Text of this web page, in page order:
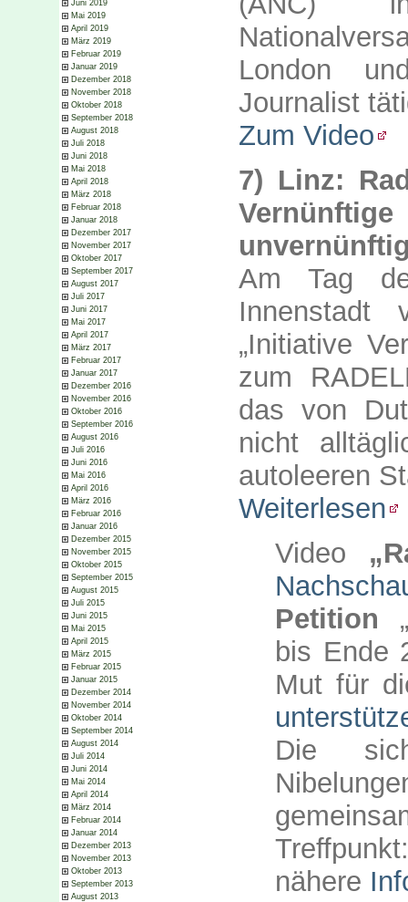
Juni 2019
Mai 2019
April 2019
März 2019
Februar 2019
Januar 2019
Dezember 2018
November 2018
Oktober 2018
September 2018
August 2018
Juli 2018
Juni 2018
Mai 2018
April 2018
März 2018
Februar 2018
Januar 2018
Dezember 2017
November 2017
Oktober 2017
September 2017
August 2017
Juli 2017
Juni 2017
Mai 2017
April 2017
März 2017
Februar 2017
Januar 2017
Dezember 2016
November 2016
Oktober 2016
September 2016
August 2016
Juli 2016
Juni 2016
Mai 2016
April 2016
März 2016
Februar 2016
Januar 2016
Dezember 2015
November 2015
Oktober 2015
September 2015
August 2015
Juli 2015
Juni 2015
Mai 2015
April 2015
März 2015
Februar 2015
Januar 2015
Dezember 2014
November 2014
Oktober 2014
September 2014
August 2014
Juli 2014
Juni 2014
Mai 2014
April 2014
März 2014
Februar 2014
Januar 2014
Dezember 2013
November 2013
Oktober 2013
September 2013
August 2013
London
Journalist
Zum Video
7) Linz:
Am Tag
Innenstadt
„Initiative
zum
das von
nicht
autoleeren
Weiterlesen
Video
Petition
bis Ende
Mut für
Die
nähere